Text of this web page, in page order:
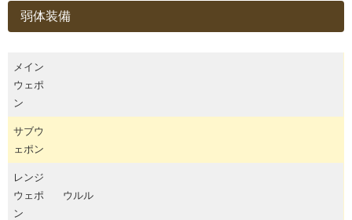
弱体装備
メイン
ウェポ
ン
サブウ
ェポン
レンジ
ウェポ
ン
ウルル